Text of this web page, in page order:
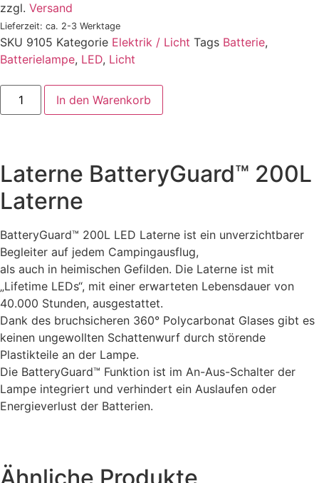
zzgl. Versand
Lieferzeit: ca. 2-3 Werktage
SKU 9105 Kategorie Elektrik / Licht Tags Batterie,
Batterielampe, LED, Licht
In den Warenkorb
Laterne BatteryGuard™ 200L
Laterne
BatteryGuard™ 200L LED Laterne ist ein unverzichtbarer
Begleiter auf jedem Campingausflug,
als auch in heimischen Gefilden. Die Laterne ist mit
„Lifetime LEDs“, mit einer erwarteten Lebensdauer von
40.000 Stunden, ausgestattet.
Dank des bruchsicheren 360° Polycarbonat Glases gibt es
keinen ungewollten Schattenwurf durch störende
Plastikteile an der Lampe.
Die BatteryGuard™ Funktion ist im An-Aus-Schalter der
Lampe integriert und verhindert ein Auslaufen oder
Energieverlust der Batterien.